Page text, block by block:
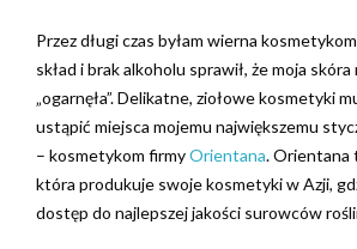
Przez długi czas byłam wierna
skład i brak alkoholu sprawił, że moja
„ogarnęła”. Delikatne, ziołowe kosmetyki
ustąpić miejsca mojemu największemu
– kosmetykom firmyOrientana. Orientana
która produkuje swoje kosmetyki w Azji,
dostęp do najlepszej jakości surowców